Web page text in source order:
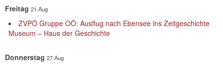
Freitag 21.Aug
ZVPÖ Gruppe OÖ: Ausflug nach Ebensee ins Zeitgeschichte
Museum – Haus der Geschichte
Donnerstag 27.Aug